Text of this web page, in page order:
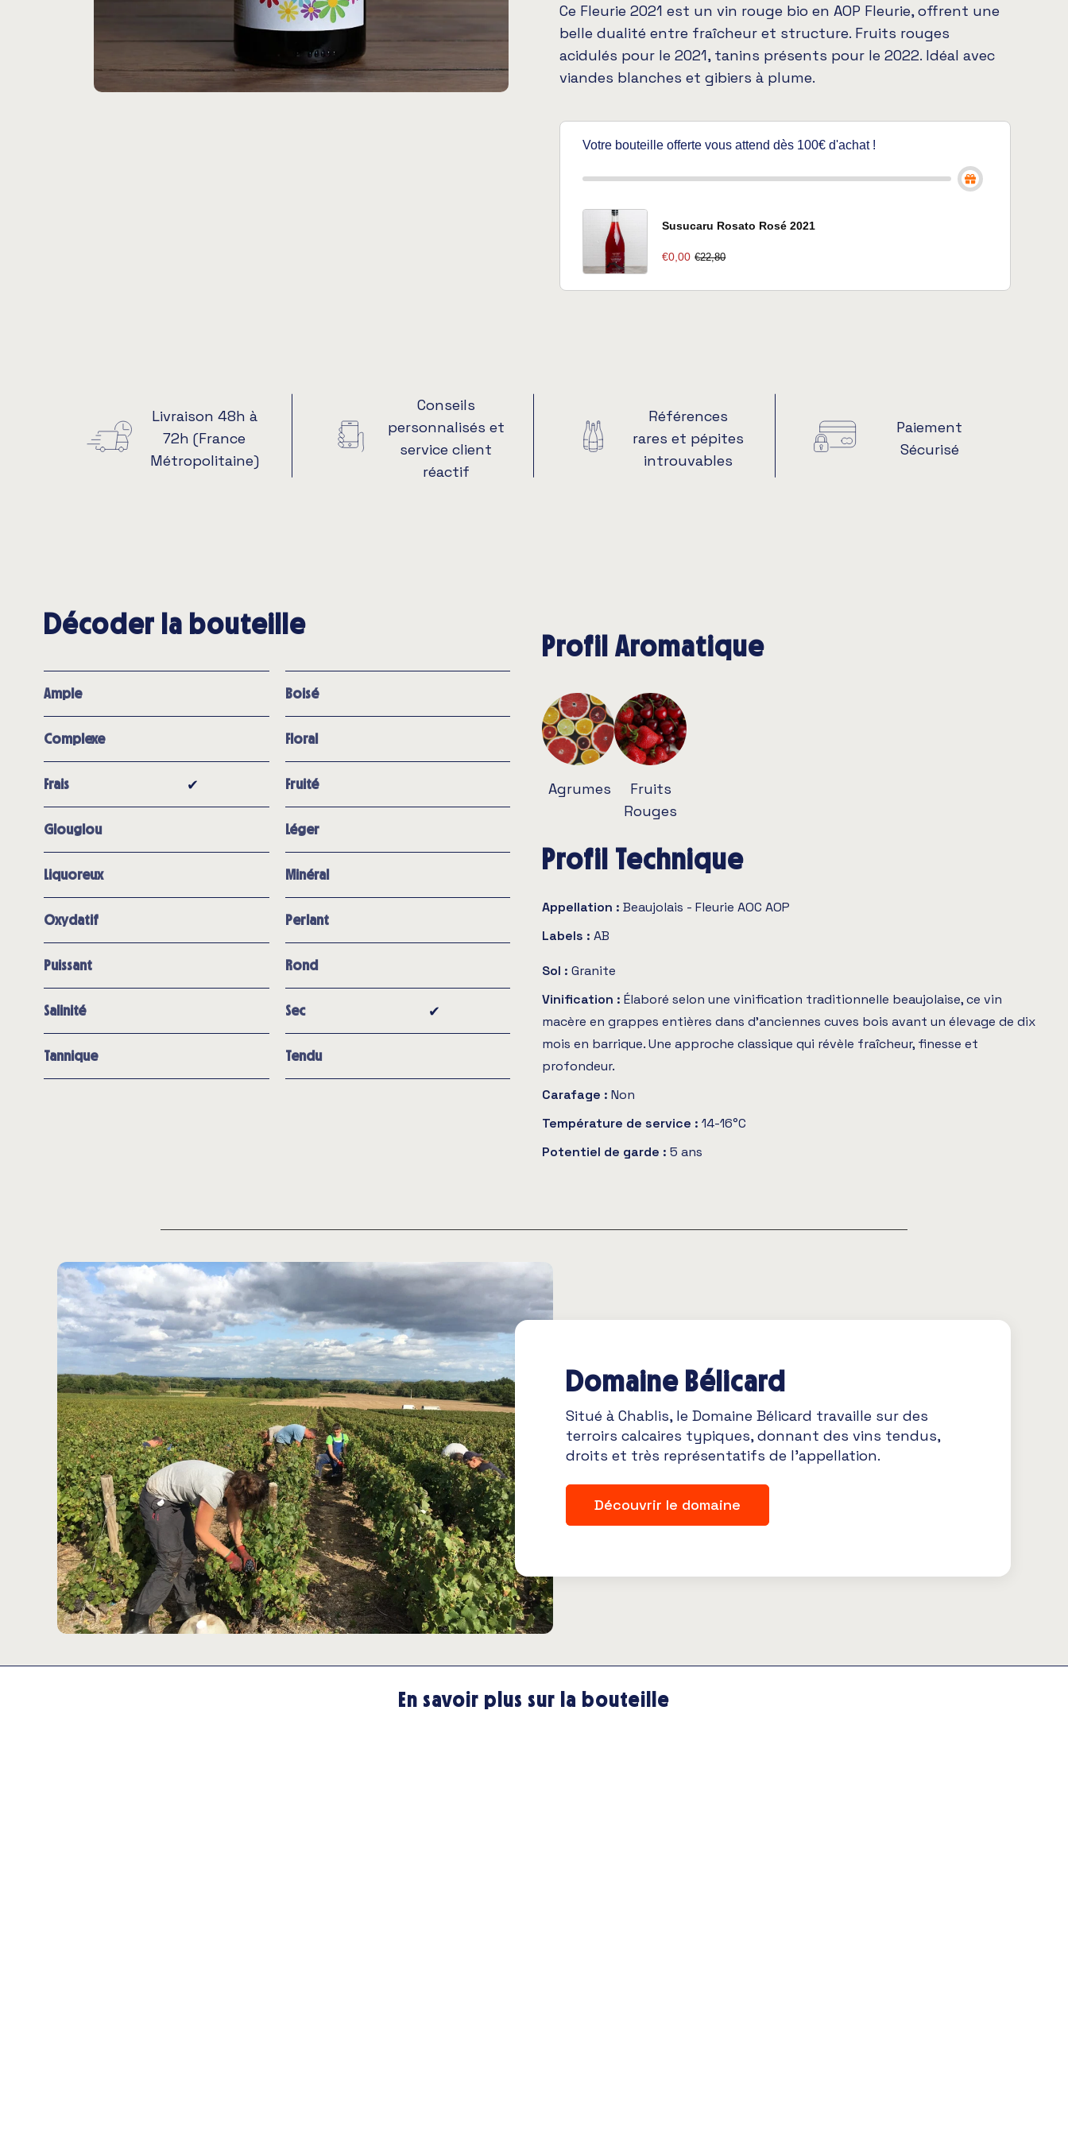
Ce Fleurie 2021 est un vin rouge bio en AOP Fleurie, offrent une
belle dualité entre fraîcheur et structure. Fruits rouges
acidulés pour le 2021, tanins présents pour le 2022. Idéal avec
viandes blanches et gibiers à plume.
Votre bouteille offerte vous attend dès 100€ d'achat !
Susucaru Rosato Rosé 2021
€0,00 €22,80
Livraison 48h à
72h (France
Métropolitaine)
Conseils
personnalisés et
service client
réactif
Références
rares et pépites
introuvables
Paiement
Sécurisé
Décoder la bouteille
Ample Boisé
Complexe Floral
Frais ✔︎ Fruité
Glouglou Léger
Liquoreux Minéral
Oxydatif Perlant
Puissant Rond
Salinité Sec ✔︎
Tannique Tendu
Profil Aromatique
Agrumes
Fruits
Rouges
Profil Technique
Appellation : Beaujolais - Fleurie AOC AOP
Labels : AB
Sol : Granite
Vinification : Élaboré selon une vinification traditionnelle beaujolaise, ce vin
macère en grappes entières dans d’anciennes cuves bois avant un élevage de dix
mois en barrique. Une approche classique qui révèle fraîcheur, finesse et
profondeur.
Carafage : Non
Température de service : 14-16°C
Potentiel de garde : 5 ans
Domaine Bélicard
Situé à Chablis, le Domaine Bélicard travaille sur des
terroirs calcaires typiques, donnant des vins tendus,
droits et très représentatifs de l’appellation.
Découvrir le domaine
En savoir plus sur la bouteille